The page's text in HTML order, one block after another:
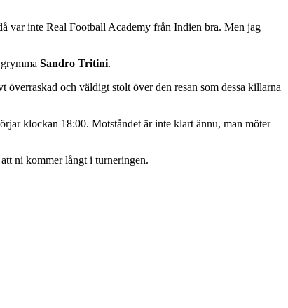
var inte Real Football Academy från Indien bra. Men jag
Sandro Tritini.
och väldigt stolt över den resan som dessa killarna
klockan 18:00. Motståndet är inte klart ännu, man möter
ni kommer långt i turneringen.